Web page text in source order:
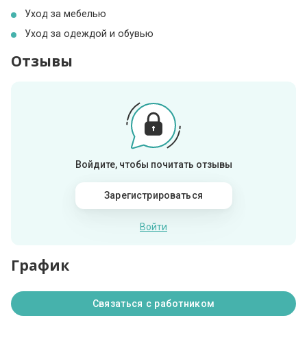
Уход за мебелью
Уход за одеждой и обувью
Отзывы
Войдите, чтобы почитать отзывы
Зарегистрироваться
Войти
График
Связаться с работником